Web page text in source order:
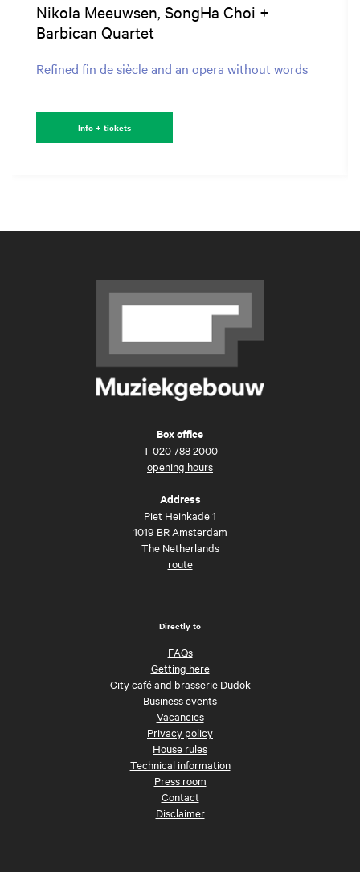
Nikola Meeuwsen, SongHa Choi +
Barbican Quartet
Refined fin de siècle and an opera without words
Info + tickets
Box office
T 020 788 2000
opening hours
Address
Piet Heinkade 1
1019 BR Amsterdam
The Netherlands
route
Directly to
FAQs
Getting here
City café and brasserie Dudok
Business events
Vacancies
Privacy policy
House rules
Technical information
Press room
Contact
Disclaimer